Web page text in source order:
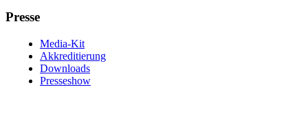
Presse
Media-Kit
Akkreditierung
Downloads
Presseshow